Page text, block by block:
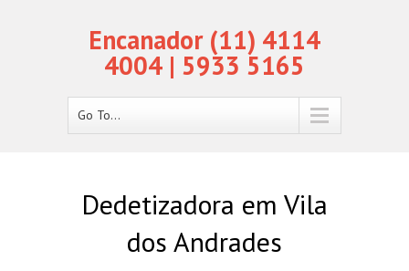
Encanador (11) 4114
4004 | 5933 5165
Go To...
Dedetizadora em Vila
dos Andrades